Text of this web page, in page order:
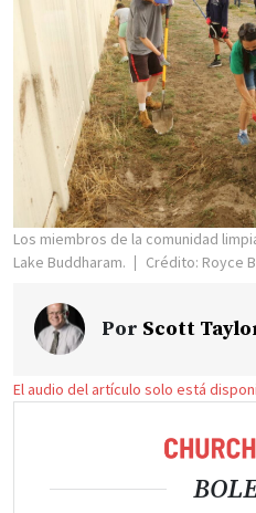
Los miembros de la comunidad
Lake Buddharam.
Crédito: Royce
Por Scott
El audio del artículo solo está